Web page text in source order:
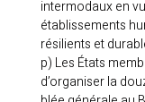
intermodaux en
établissements
résilients et
p) Les États
d’organiser la